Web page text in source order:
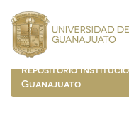
navigation
Repositorio
Guanajuato